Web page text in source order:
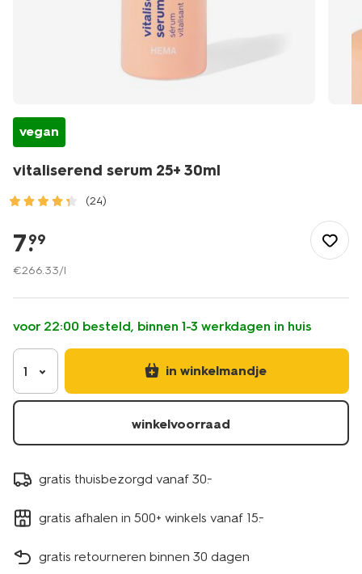
vegan
vitaliserend serum 25+ 30ml
(24)
gezond/persoonlijke-
verzorging/gezichtsverzorging/serums/vitaliserend-
serum-
30ml-
7.
99
€266.33/l
voor 22:00 besteld, binnen 1-3 werkdagen in huis
1 in winkelmandje
winkelvoorraad
gratis thuisbezorgd vanaf 30.-
gratis afhalen in 500+ winkels vanaf 15.-
gratis retourneren binnen 30 dagen